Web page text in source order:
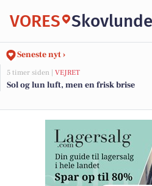
VORES Skovlunde
Seneste nyt ›
5 timer siden | VEJRET
Sol og lun luft, men en frisk brise